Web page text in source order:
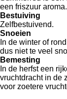
een friszuur
Bestuiving
Zelfbestuivend.
Snoeien
In de winter of
dus niet te veel
Bemesting
In de herfst een
vruchtdracht in de
voor zoetere